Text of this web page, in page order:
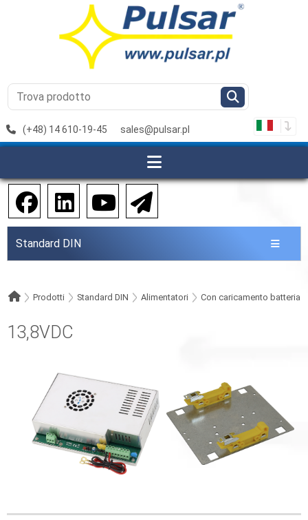
(+48) 14 610-19-45 sales@pulsar.pl
Standard DIN
Prodotti Standard DIN Alimentatori Con caricamento batteria
13,8VDC
USCITA